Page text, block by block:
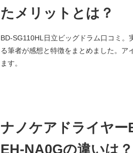
たメリットとは？
BD-SG110HL日立ビッグドラム口コミ。
る筆者が感想と特徴をまとめました。ア
ます。
ナノケアドライヤー
EH-NA0Gの違いは？